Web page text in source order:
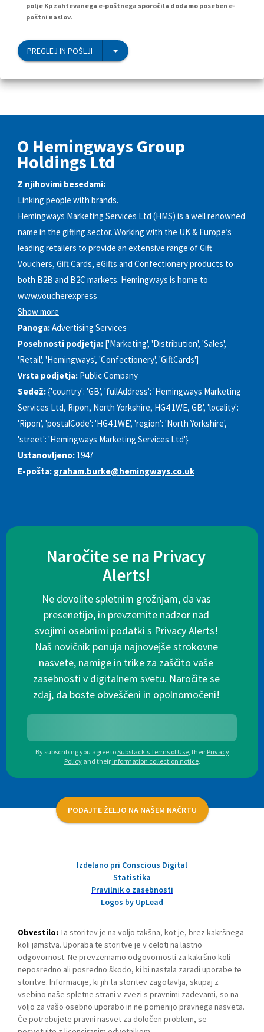
polje Kp zahtevanega e-poštnega sporočila dodamo poseben e-
poštni naslov.
PREGLEJ IN POŠLJI
O Hemingways Group
Holdings Ltd
Z njihovimi besedami:
Linking people with brands.
Hemingways Marketing Services Ltd (HMS) is a well renowned
name in the gifting sector. Working with the UK & Europe’s
leading retailers to provide an extensive range of Gift
Vouchers, Gift Cards, eGifts and Confectionery products to
both B2B and B2C markets. Hemingways is home to
www.voucherexpress
Show more
Panoga:Advertising Services
Posebnosti podjetja: ['Marketing', 'Distribution', 'Sales',
'Retail', 'Hemingways', 'Confectionery', 'GiftCards']
Vrsta podjetja: Public Company
Sedež:{'country': 'GB', 'fullAddress': 'Hemingways Marketing
Services Ltd, Ripon, North Yorkshire, HG4 1WE, GB', 'locality':
'Ripon', 'postalCode': 'HG4 1WE', 'region': 'North Yorkshire',
'street': 'Hemingways Marketing Services Ltd'}
Ustanovljeno: 1947
E-pošta: graham.burke@hemingways.co.uk
Naročite se na Privacy
Alerts!
Ne dovolite spletnim grožnjam, da vas
presenetijo, in prevzemite nadzor nad
svojimi osebnimi podatki s Privacy Alerts!
Naš novičnik ponuja najnovejše strokovne
nasvete, namige in trike za zaščito vaše
zasebnosti v digitalnem svetu. Naročite se
zdaj, da boste obveščeni in opolnomočeni!
By subscribing you agree toSubstack's Terms of Use, their Privacy
Policy and their Information collection notice.
PODAJTE ŽELJO NA NAŠEM NAČRTU
Izdelano pri Conscious Digital
Statistika
Pravilnik o zasebnosti
Logos by UpLead
Obvestilo: Ta storitev je na voljo takšna, kot je, brez kakršnega
koli jamstva. Uporaba te storitve je v celoti na lastno
odgovornost. Ne prevzemamo odgovornosti za kakršno koli
neposredno ali posredno škodo, ki bi nastala zaradi uporabe te
storitve. Informacije, ki jih ta storitev zagotavlja, skupaj z
vsebino naše spletne strani v zvezi s pravnimi zadevami, so na
voljo za vašo osebno uporabo in ne pomenijo pravnega nasveta.
Če potrebujete pravni nasvet za določen problem, se